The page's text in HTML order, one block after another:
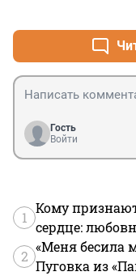
Гость
Войти
1
Кому
сердце:
2
«Меня бесила
Пуговка из